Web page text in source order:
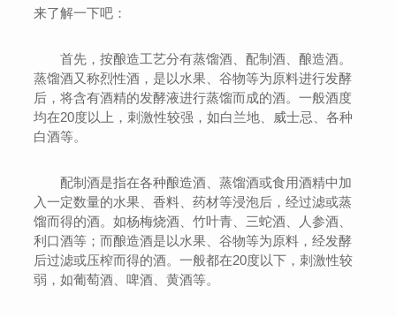
来了解一下吧：
首先，按酿造工艺分有蒸馏酒、配制酒、酿造酒。
蒸馏酒又称烈性酒，是以水果、谷物等为原料进行发酵
后，将含有酒精的发酵液进行蒸馏而成的酒。一般酒度
均在20度以上，刺激性较强，如白兰地、威士忌、各种
白酒等。
配制酒是指在各种酿造酒、蒸馏酒或食用酒精中加
入一定数量的水果、香料、药材等浸泡后，经过滤或蒸
馏而得的酒。如杨梅烧酒、竹叶青、三蛇酒、人参酒、
利口酒等；而酿造酒是以水果、谷物等为原料，经发酵
后过滤或压榨而得的酒。一般都在20度以下，刺激性较
弱，如葡萄酒、啤酒、黄酒等。